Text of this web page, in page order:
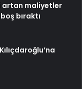
artan maliyetler
bıraktı